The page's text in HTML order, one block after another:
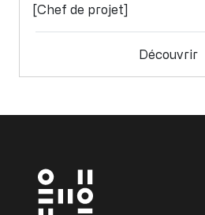
[Chef de projet]
Découvrir